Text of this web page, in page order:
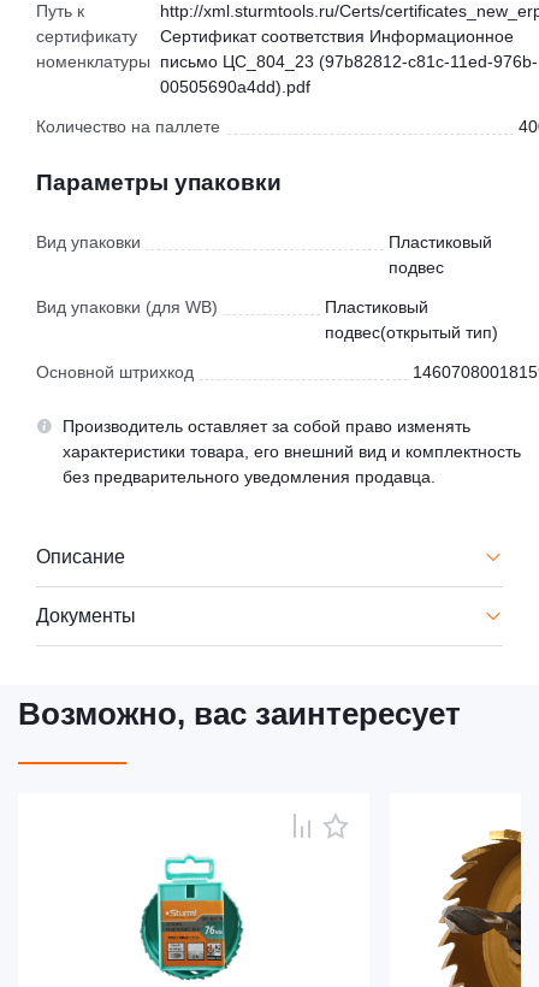
Путь к
сертификату
номенклатуры
http://xml.sturmtools.ru/Certs/
Сертификат соответствия Информационное
письмо ЦС_804_23 (97b82812-c81c-11ed-976b-
00505690a4dd).pdf
Количество на паллете
Параметры упаковки
Вид упаковки
Пластиковый
подвес
Вид упаковки (для WB)
Пластиковый
подвес(открытый тип)
Основной штрихкод
Производитель оставляет за собой право изменять
характеристики товара, его внешний вид и комплектность
без предварительного уведомления продавца.
Описание
Документы
Возможно, вас заинтересует